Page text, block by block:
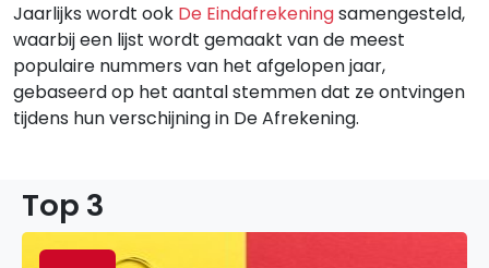
Jaarlijks wordt ook De Eindafrekeningsamengesteld,
waarbij een lijst wordt gemaakt van de meest
populaire nummers van het afgelopen jaar,
gebaseerd op het aantal stemmen dat ze ontvingen
tijdens hun verschijning in De Afrekening.
Top 3